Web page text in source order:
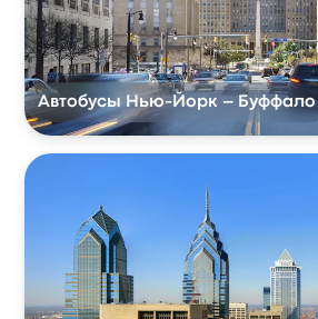
Автобусы Нью-Йорк – Буффало